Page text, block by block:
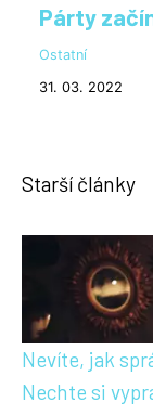
Párty
Ostatní
31. 03. 2022
Starší články
Nevíte, jak
Nechte si